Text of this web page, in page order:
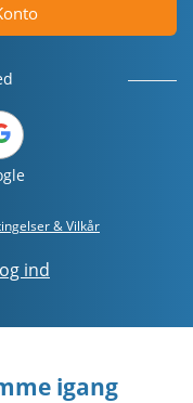
& Vilkår
ind
igang